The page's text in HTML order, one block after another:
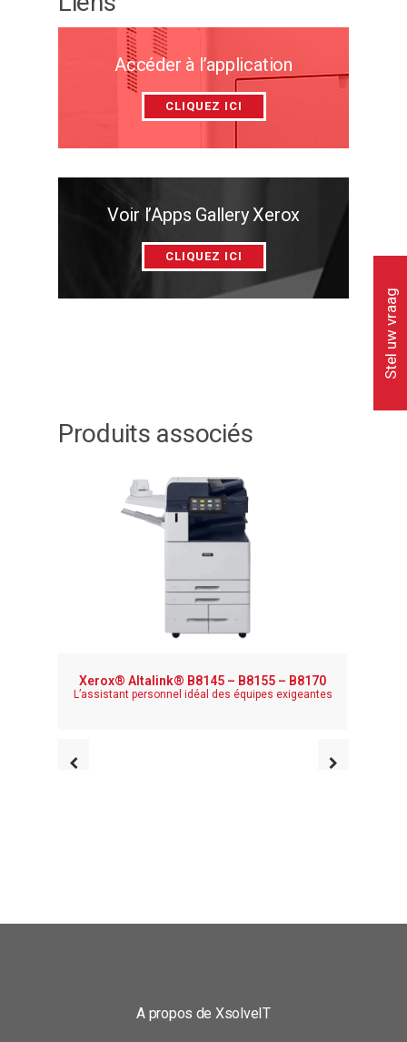
Accéder à l’application
CLIQUEZ ICI
Voir l’Apps Gallery Xerox
CLIQUEZ ICI
Produits associés
Xerox® Altalink® B8145 – B8155 – B8170
L’assistant personnel idéal des équipes exigeantes
A propos de XsolveIT
Stel uw vraag